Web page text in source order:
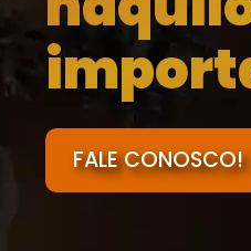
FALE CONOSCO!